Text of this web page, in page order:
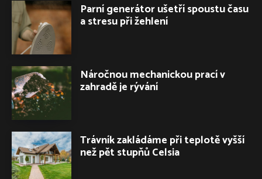
Parní generátor ušetří spoustu času
a stresu při žehlení
Náročnou mechanickou prací v
zahradě je rývání
Trávník zakládáme při teplotě vyšší
než pět stupňů Celsia